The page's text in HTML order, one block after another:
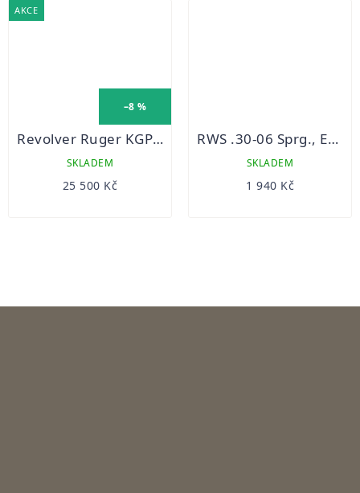
AKCE
–8 %
Revolver Ruger KGP 141
SKLADEM
25 500 Kč
RWS .30-06 Sprg., EVO 11,9 g/20 ks
SKLADEM
1 940 Kč